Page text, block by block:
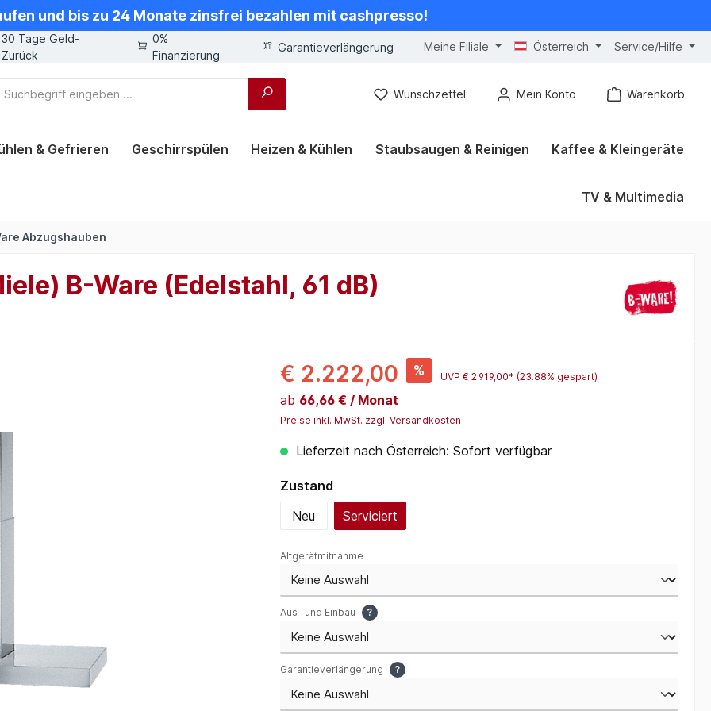
und bis zu 24 Monate zinsfrei bezahlen mit cashpresso!
30 Tage Geld-
Zurück
0%
Finanzierung
Garantieverlängerung Meine Filiale Österreich Service/Hilfe
Wunschzettel Mein Konto Warenkorb
& Gefrieren Geschirrspülen Heizen & Kühlen Staubsaugen & Reinigen Kaffee & Kleingeräte
TV & Multimedia
Abzugshauben
B-Ware (Edelstahl, 61 dB)
€ 2.222,00 % UVP € 2.919,00* (23.88% gespart)
ab 66,66 € / Monat
Preise inkl. MwSt. zzgl. Versandkosten
Lieferzeit nach Österreich: Sofort verfügbar
Zustandauswählen
Neu
Serviciert
Altgerätmitnahme
Aus- und Einbau ?
Garantieverlängerung ?